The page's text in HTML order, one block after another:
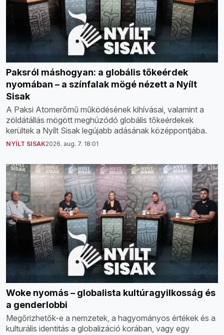
Paksról máshogyan: a globális tőkeérdek
nyomában – a színfalak mögé nézett a Nyílt
Sisak
A Paksi Atomerőmű működésének kihívásai, valamint a
zöldátállás mögött meghúzódó globális tőkeérdekek
kerültek a Nyílt Sisak legújabb adásának középpontjába.
NYÍLT SISAK2026. aug. 7. 18:01
Woke nyomás – globalista kultúragyilkosság és
a genderlobbi
Megőrizhetők-e a nemzetek, a hagyományos értékek és a
kulturális identitás a globalizáció korában, vagy egy